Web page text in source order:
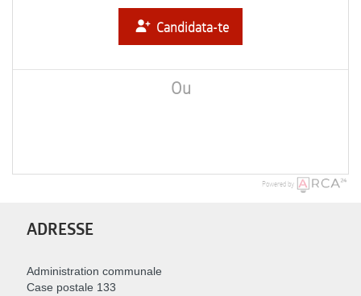
Candidata-te
Ou
Powered by
ADRESSE
Administration communale
Case postale 133